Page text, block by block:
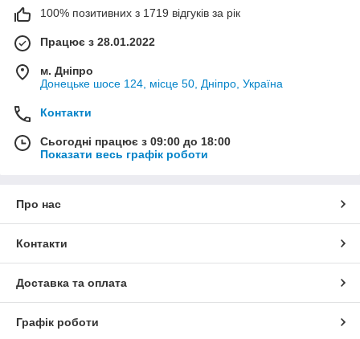
100% позитивних з 1719 відгуків за рік
Працює з 28.01.2022
м. Дніпро
Донецьке шосе 124, місце 50, Дніпро, Україна
Контакти
Сьогодні працює з 09:00 до 18:00
Показати весь графік роботи
Про нас
Контакти
Доставка та оплата
Графік роботи